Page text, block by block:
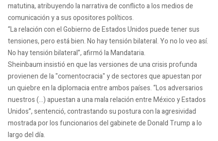
matutina, atribuyendo la narrativa de conflicto a los medios de
comunicación y a sus opositores políticos.
“La relación con el Gobierno de Estados Unidos puede tener sus
tensiones, pero está bien. No hay tensión bilateral. Yo no lo veo así.
No hay tensión bilateral”, afirmó la Mandataria.
Sheinbaum insistió en que las versiones de una crisis profunda
provienen de la "comentocracia" y de sectores que apuestan por
un quiebre en la diplomacia entre ambos países. “Los adversarios
nuestros (...) apuestan a una mala relación entre México y Estados
Unidos”, sentenció, contrastando su postura con la agresividad
mostrada por los funcionarios del gabinete de Donald Trump a lo
largo del día.